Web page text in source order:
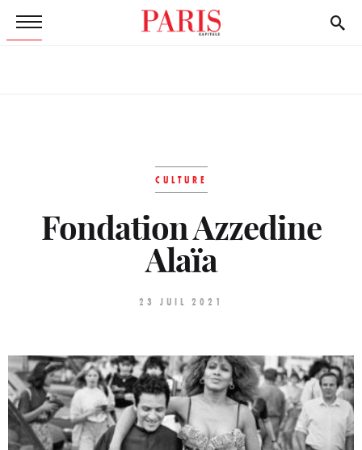
CULTURE
Fondation Azzedine
Alaïa
23 JUIL 2021